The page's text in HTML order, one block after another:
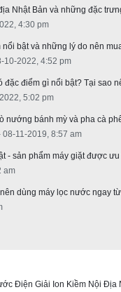
Nhật Bản và những đặc
4:30 pm
bật và những lý do nên
10-2022, 4:52 pm
đặc điểm gì nổi bật? Tại sao
5:02 pm
nướng bánh mỳ và pha cà
08-11-2019, 8:57 am
- sản phẩm máy giặt được
am
dùng máy lọc nước ngay
Điện Giải Ion Kiềm Nội Địa